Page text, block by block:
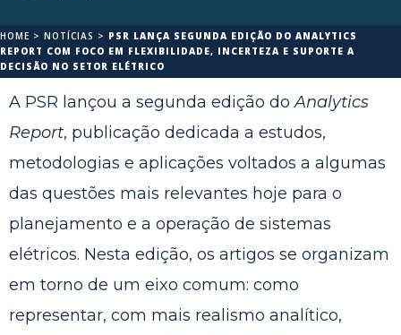
HOME > NOTÍCIAS > PSR LANÇA SEGUNDA EDIÇÃO DO ANALYTICS
REPORT COM FOCO EM FLEXIBILIDADE, INCERTEZA E SUPORTE A
DECISÃO NO SETOR ELÉTRICO
A PSR lançou a segunda edição doAnalytics
Report, publicação dedicada a estudos,
metodologias e aplicações voltados a algumas
das questões mais relevantes hoje para o
planejamento e a operação de sistemas
elétricos. Nesta edição, os artigos se organizam
em torno de um eixo comum: como
representar, com mais realismo analítico,